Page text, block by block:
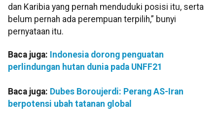
dan Karibia yang pernah menduduki posisi itu, serta
belum pernah ada perempuan terpilih,” bunyi
pernyataan itu.
Baca juga: Indonesia dorong penguatan
perlindungan hutan dunia pada UNFF21
Baca juga: Dubes Boroujerdi: Perang AS-Iran
berpotensi ubah tatanan global